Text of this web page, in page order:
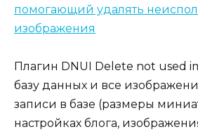
Плагин DNUI Delete not used
базу данных и все
записи в базе (размеры
настройках блога,